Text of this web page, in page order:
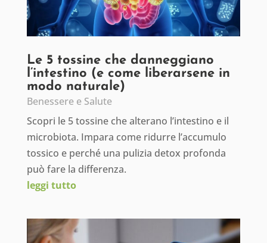
Le 5 tossine che danneggiano
l’intestino (e come liberarsene in
modo naturale)
Benessere e Salute
Scopri le 5 tossine che alterano l’intestino e il
microbiota. Impara come ridurre l’accumulo
tossico e perché una pulizia detox profonda
può fare la differenza.
leggi tutto